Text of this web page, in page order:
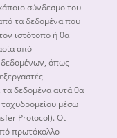
σύνδεσμο του
τα δεδομένα που
ιστότοπο ή θα
από
δεδομένων, όπως
τα δεδομένα αυτά θα
μέσω
Protocol). Οι
πρωτόκολλο